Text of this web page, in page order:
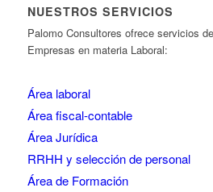
NUESTROS SERVICIOS
Palomo Consultores ofrece servicios
Empresas en materia Laboral:
Área laboral
Área fiscal-contable
Área Jurídica
RRHH y selección de personal
Área de Formación